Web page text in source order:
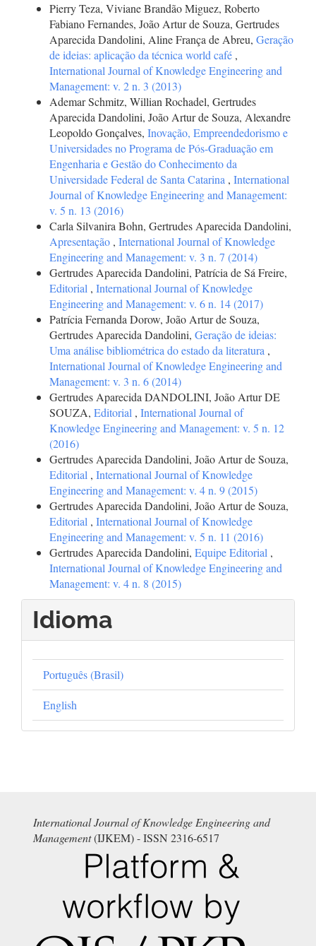
Pierry Teza, Viviane Brandão Miguez, Roberto
Fabiano Fernandes, João Artur de Souza, Gertrudes
Aparecida Dandolini, Aline França de Abreu, Geração
de ideias: aplicação da técnica world café ,
International Journal of Knowledge Engineering and
Management: v. 2 n. 3 (2013)
Ademar Schmitz, Willian Rochadel, Gertrudes
Aparecida Dandolini, João Artur de Souza, Alexandre
Leopoldo Gonçalves, Inovação, Empreendedorismo e
Universidades no Programa de Pós-Graduação em
Engenharia e Gestão do Conhecimento da
Universidade Federal de Santa Catarina , International
Journal of Knowledge Engineering and Management:
v. 5 n. 13 (2016)
Carla Silvanira Bohn, Gertrudes Aparecida Dandolini,
Apresentação , International Journal of Knowledge
Engineering and Management: v. 3 n. 7 (2014)
Gertrudes Aparecida Dandolini, Patrícia de Sá Freire,
Editorial , International Journal of Knowledge
Engineering and Management: v. 6 n. 14 (2017)
Patrícia Fernanda Dorow, João Artur de Souza,
Gertrudes Aparecida Dandolini, Geração de ideias:
Uma análise bibliométrica do estado da literatura ,
International Journal of Knowledge Engineering and
Management: v. 3 n. 6 (2014)
Gertrudes Aparecida DANDOLINI, João Artur DE
SOUZA, Editorial , International Journal of
Knowledge Engineering and Management: v. 5 n. 12
(2016)
Gertrudes Aparecida Dandolini, João Artur de Souza,
Editorial , International Journal of Knowledge
Engineering and Management: v. 4 n. 9 (2015)
Gertrudes Aparecida Dandolini, João Artur de Souza,
Editorial , International Journal of Knowledge
Engineering and Management: v. 5 n. 11 (2016)
Gertrudes Aparecida Dandolini, Equipe Editorial ,
International Journal of Knowledge Engineering and
Management: v. 4 n. 8 (2015)
Idioma
Português (Brasil)
English
International Journal of Knowledge Engineering and
Management(IJKEM) - ISSN 2316-6517